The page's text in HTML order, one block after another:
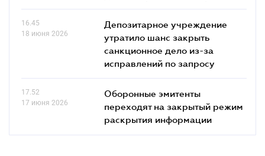
16.45
18 июня 2026
Депозитарное учреждение
утратило шанс закрыть
санкционное дело из-за
исправлений по запросу
17.52
17 июня 2026
Оборонные эмитенты
переходят на закрытый режим
раскрытия информации